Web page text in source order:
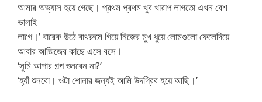
আমার অভ্যাস হয়ে গেছে। প্রথম প্রথম খুব খারাপ লাগতো এখন বেশ
ভালাই
লাগে।’ বারেক উঠে বাথরুমে গিয়ে নিজের মুখ ধুয়ে লোমগুলো ফেলেদিয়ে
আবার আজিজের কাছে এসে বসে।
‘সুমি আপার গল্প শুনবেন না?’
‘হ্যাঁ শুনবো। ওটা শোনার জন্যই আমি উদগ্রিব হয়ে আছি।’